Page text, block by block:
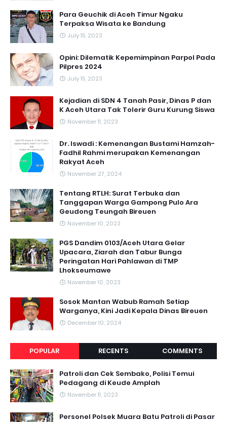
Para Geuchik di Aceh Timur Ngaku
Terpaksa Wisata ke Bandung
July 15, 2023
Opini: Dilematik Kepemimpinan Parpol Pada
Pilpres 2024
July 15, 2023
Kejadian di SDN 4 Tanah Pasir, Dinas P dan
K Aceh Utara Tak Tolerir Guru Kurung Siswa
November 11, 2023
Dr. Iswadi : Kemenangan Bustami Hamzah-
Fadhil Rahmi merupakan Kemenangan
Rakyat Aceh
November 27, 2024
Tentang RTLH: Surat Terbuka dan
Tanggapan Warga Gampong Pulo Ara
Geudong Teungah Bireuen
November 10, 2023
PGS Dandim 0103/Aceh Utara Gelar
Upacara, Ziarah dan Tabur Bunga
Peringatan Hari Pahlawan di TMP
Lhokseumawe
November 10, 2023
Sosok Mantan Wabub Ramah Setiap
Warganya, Kini Jadi Kepala Dinas Bireuen
December 10, 2024
POPULAR RECENTS COMMENTS
Patroli dan Cek Sembako, Polisi Temui
Pedagang di Keude Amplah
November 11, 2023
Personel Polsek Muara Batu Patroli di Pasar